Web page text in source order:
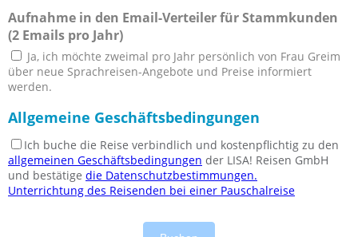
Aufnahme in den Email-Verteiler für Stammkunden
(2 Emails pro Jahr)
Ja, ich möchte zweimal pro Jahr persönlich von Frau Greim
über neue Sprachreisen-Angebote und Preise informiert
werden.
Allgemeine Geschäftsbedingungen
Ich buche die Reise verbindlich und kostenpflichtig zu den
allgemeinen Geschäftsbedingungen der LISA! Reisen GmbH
und bestätige die Datenschutzbestimmungen.
Unterrichtung des Reisenden bei einer Pauschalreise